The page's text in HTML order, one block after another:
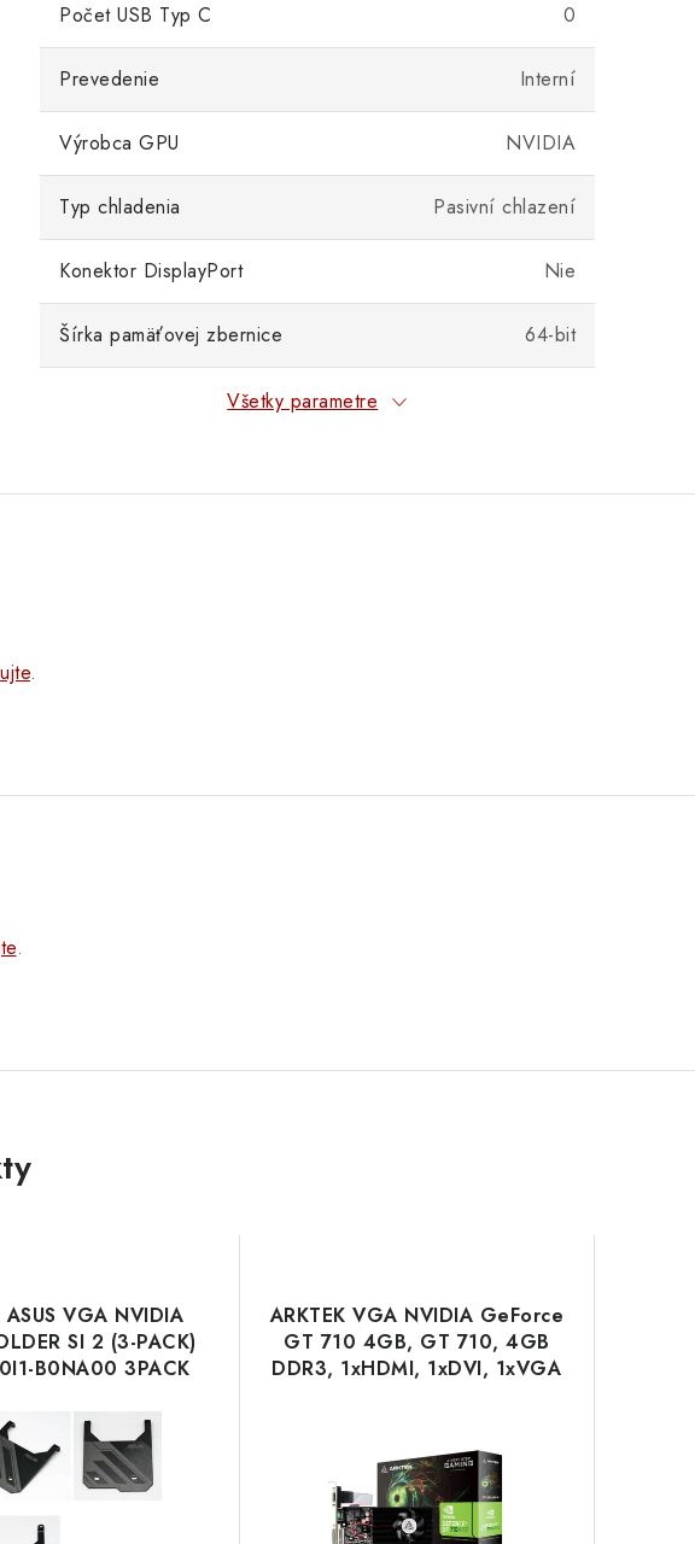
Počet USB Typ C 0
Prevedenie Interní
Výrobca GPU NVIDIA
Typ chladenia Pasivní chlazení
Konektor DisplayPort Nie
Šírka pamäťovej zbernice 64-bit
Všetky parametre
.
.
VGA NVIDIA
SI 2 (3-PACK)
B0NA00 3PACK
ARKTEK VGA NVIDIA GeForce
GT 710 4GB, GT 710, 4GB
DDR3, 1xHDMI, 1xDVI, 1xVGA